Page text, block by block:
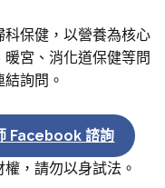
科保健，以營養為核心
宮、消化道保健等問
詢問。
Facebook 諮詢
，請勿以身試法。